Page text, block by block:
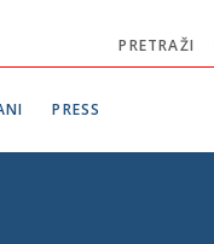
PRETRAŽI
PRESS